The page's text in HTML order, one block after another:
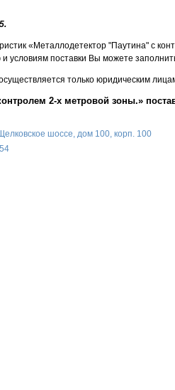
«Металлодетектор "Паутина" с
условиям поставки Вы можете
только юридическим
2-х метровой зоны.»
шоссе, дом 100, корп. 100